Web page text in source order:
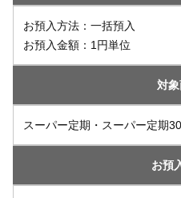
お預入方法：一括預入
お預入金額：1円単位
対
スーパー定期・スーパー定期
お預